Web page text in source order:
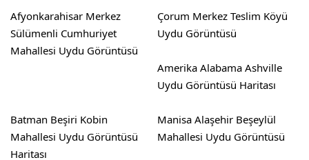
Afyonkarahisar Merkez
Sülümenli Cumhuriyet
Mahallesi Uydu Görüntüsü
Çorum Merkez Teslim Köyü
Uydu Görüntüsü
Amerika Alabama Ashville
Uydu Görüntüsü Haritası
Batman Beşiri Kobin
Mahallesi Uydu Görüntüsü
Haritası
Manisa Alaşehir Beşeylül
Mahallesi Uydu Görüntüsü